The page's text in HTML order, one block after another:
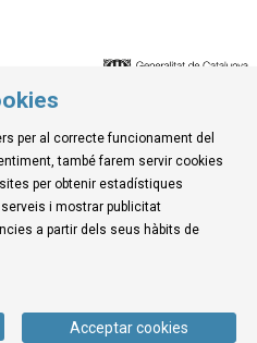
per al correcte funcionament del
també farem servir cookies
per obtenir estadístiques
i mostrar publicitat
a partir dels seus hàbits de
Acceptar cookies